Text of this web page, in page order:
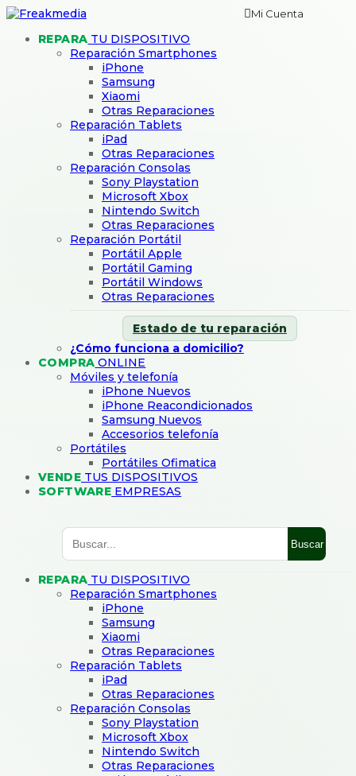
Mi Cuenta
REPARA TU DISPOSITIVO
Reparación Smartphones
iPhone
Samsung
Xiaomi
Otras Reparaciones
Reparación Tablets
iPad
Otras Reparaciones
Reparación Consolas
Sony Playstation
Microsoft Xbox
Nintendo Switch
Otras Reparaciones
Reparación Portátil
Portátil Apple
Portátil Gaming
Portátil Windows
Otras Reparaciones
Estado de tu reparación
¿Cómo funciona a domicilio?
COMPRA ONLINE
Móviles y telefonía
iPhone Nuevos
iPhone Reacondicionados
Samsung Nuevos
Accesorios telefonía
Portátiles
Portátiles Ofimatica
VENDE TUS DISPOSITIVOS
SOFTWARE EMPRESAS
Buscar
REPARA TU DISPOSITIVO
Reparación Smartphones
iPhone
Samsung
Xiaomi
Otras Reparaciones
Reparación Tablets
iPad
Otras Reparaciones
Reparación Consolas
Sony Playstation
Microsoft Xbox
Nintendo Switch
Otras Reparaciones